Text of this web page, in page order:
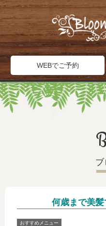
WEBでご予約
何歳まで美髪
おすすめメニュー